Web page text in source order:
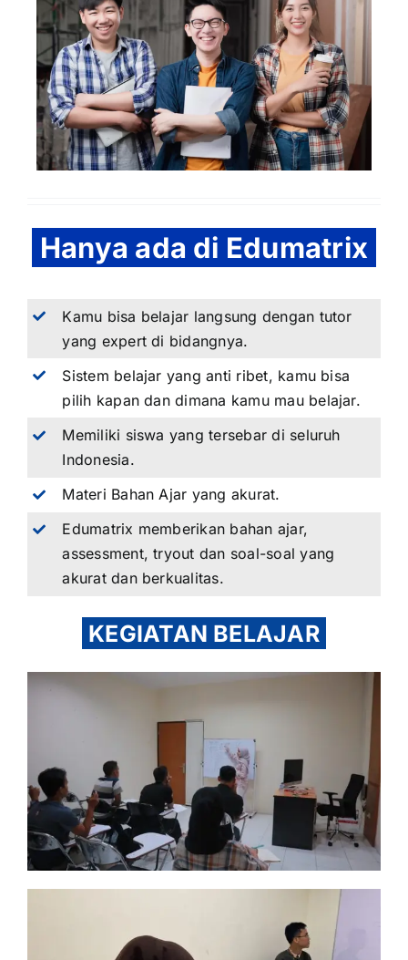
Hanya ada di Edumatrix
Kamu bisa belajar langsung dengan tutor
yang expert di bidangnya.
Sistem belajar yang anti ribet, kamu bisa
pilih kapan dan dimana kamu mau belajar.
Memiliki siswa yang tersebar di seluruh
Indonesia.
Materi Bahan Ajar yang akurat.
Edumatrix memberikan bahan ajar,
assessment, tryout dan soal-soal yang
akurat dan berkualitas.
KEGIATAN BELAJAR